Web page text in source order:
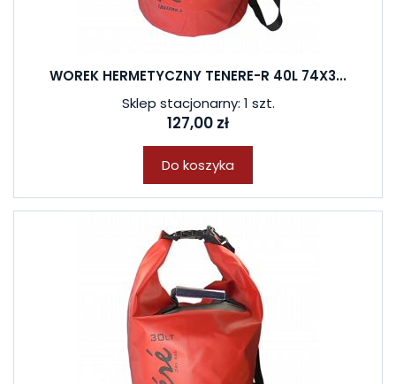
WOREK HERMETYCZNY TENERE-R 40L 74X3...
Sklep stacjonarny: 1 szt.
127,00 zł
Do koszyka